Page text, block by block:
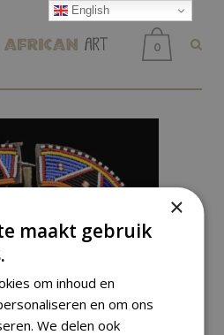
0
English
×
maakt gebruik
om inhoud en
en om ons
We delen ook